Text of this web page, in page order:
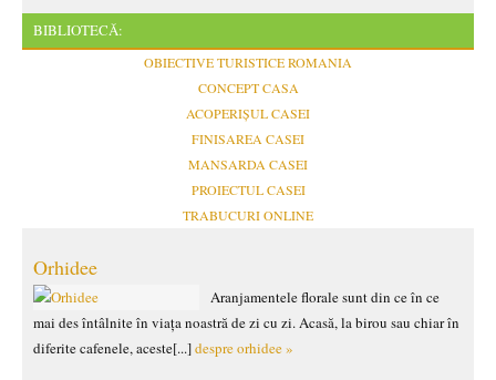
BIBLIOTECĂ:
OBIECTIVE TURISTICE ROMANIA
CONCEPT CASA
ACOPERIȘUL CASEI
FINISAREA CASEI
MANSARDA CASEI
PROIECTUL CASEI
TRABUCURI ONLINE
Orhidee
Aranjamentele florale sunt din ce în ce
mai des întâlnite în viața noastră de zi cu zi. Acasă, la birou sau chiar în
diferite cafenele, aceste[...]despre orhidee »